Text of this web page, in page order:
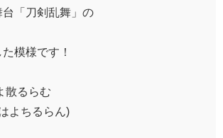
「刀剣乱舞」の
模様です！
散るらむ
よちるらん)